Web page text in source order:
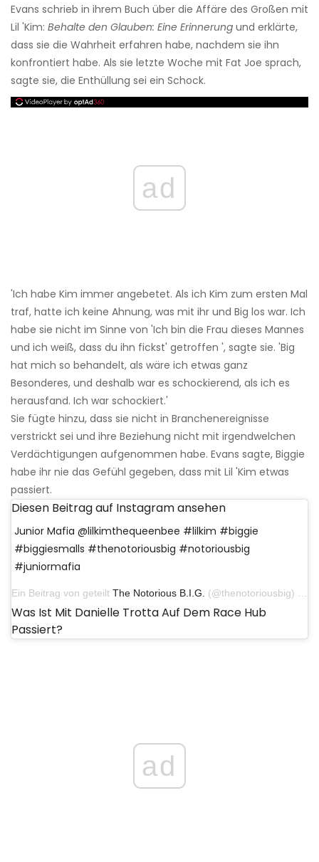
Evans schrieb in ihrem Buch über die Affäre des Großen mit
Lil 'Kim: Behalte den Glauben: Eine Erinnerung und erklärte,
dass sie die Wahrheit erfahren habe, nachdem sie ihn
konfrontiert habe. Als sie letzte Woche mit Fat Joe sprach,
sagte sie, die Enthüllung sei ein Schock.
ad
'Ich habe Kim immer angebetet. Als ich Kim zum ersten Mal
traf, hatte ich keine Ahnung, was mit ihr und Big los war. Ich
habe sie nicht im Sinne von 'Ich bin die Frau dieses Mannes
und ich weiß, dass du ihn fickst' getroffen ', sagte sie. 'Big
hat mich so behandelt, als wäre ich etwas ganz
Besonderes, und deshalb war es schockierend, als ich es
herausfand. Ich war schockiert.'
Sie fügte hinzu, dass sie nicht in Branchenereignisse
verstrickt sei und ihre Beziehung nicht mit irgendwelchen
Verdächtigungen aufgenommen habe. Evans sagte, Biggie
habe ihr nie das Gefühl gegeben, dass mit Lil 'Kim etwas
passiert.
Diesen Beitrag auf Instagram ansehen
Junior Mafia @lilkimthequeenbee #lilkim #biggie
#biggiesmalls #thenotoriousbig #notoriousbig
#juniormafia
Ein Beitrag von geteilt The Notorious B.I.G. (@thenotoriousbig) am 19. Juni 2020 um 17:10 Uhr PDT
Was Ist Mit Danielle Trotta Auf Dem Race Hub
Passiert?
ad